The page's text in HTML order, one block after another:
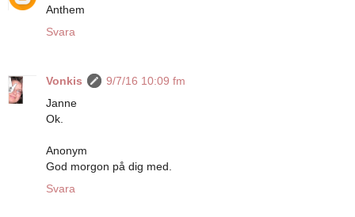
Anthem
Svara
Vonkis
9/7/16 10:09 fm
Janne
Ok.
Anonym
God morgon på dig med.
Svara